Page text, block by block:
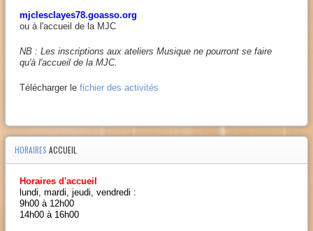
mjclesclayes78.goasso.org
ou à l'accueil de la MJC
NB : Les inscriptions aux ateliers Musique ne pourront se faire
qu'à l'accueil de la MJC.
Télécharger le fichier des activités
HORAIRES ACCUEIL
Horaires d'accueil
lundi, mardi, jeudi, vendredi :
9h00 à 12h00
14h00 à 16h00